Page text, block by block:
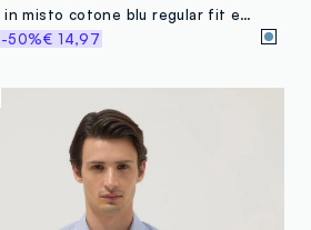
Camicia in misto cotone blu regular fit easy iron
-50%€ 14,97